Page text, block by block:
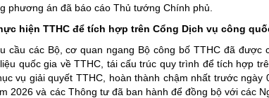
phương án đã báo cáo Thủ tướng Chính phủ.
hiện TTHC để tích hợp trên Cổng Dịch vụ công
cầu các Bộ, cơ quan ngang Bộ công bố TTHC đã được
quốc gia về TTHC, tái cấu trúc quy trình để tích hợp
vụ giải quyết TTHC, hoàn thành chậm nhất trước
2026 và các Thông tư đã ban hành để đồng bộ với các